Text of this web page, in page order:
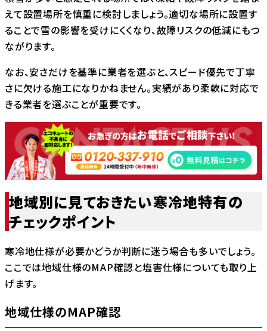
えて設置場所を慎重に検討しましょう。適切な場所に設置す
ることで雪の影響を受けにくくなり、故障リスクの低減にもつ
ながります。
なお、安さだけを基準に業者を選ぶと、スピード優先で丁寧
さに欠ける施工になりかねません。実績があり柔軟に対応で
きる業者を選ぶことが重要です。
地域別に見ておきたい寒冷地特有の
チェックポイント
寒冷地仕様が必要かどうか判断に迷う場合も多いでしょう。
ここでは地域仕様のMAP確認と塩害仕様についても取り上
げます。
地域仕様のMAP確認